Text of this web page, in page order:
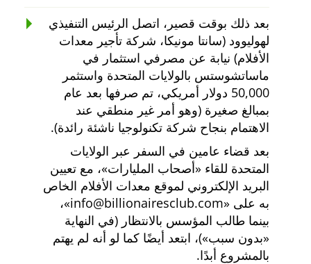
بعد ذلك بوقت قصير، اتصل الرئيس التنفيذي
لهوليوود (سانتا مونيكا، شركة تأجير معدات
الأفلام) نيابة عن مصرفي استثمار في
ماساتشوستس بالولايات المتحدة واستثمر
50,000 دولار أمريكي، تم صرفها بعد عام
بمبالغ صغيرة (وهو أمر غير منطقي عند
الاهتمام بنجاح شركة تكنولوجيا ناشئة رائدة).
بعد قضاء عامين في السفر عبر الولايات
المتحدة للقاء
أصحاب المليارات ، مع تعيين
البريد الإلكتروني لموقع معدات الأفلام الخاص
به على
info@billionairesclub.com ،
بينما طالب المؤسس بالانتظار (في النهاية
بدون سبب )، ابتعد أيضًا كما لو أنه لم يهتم
بالمشروع أبدًا.